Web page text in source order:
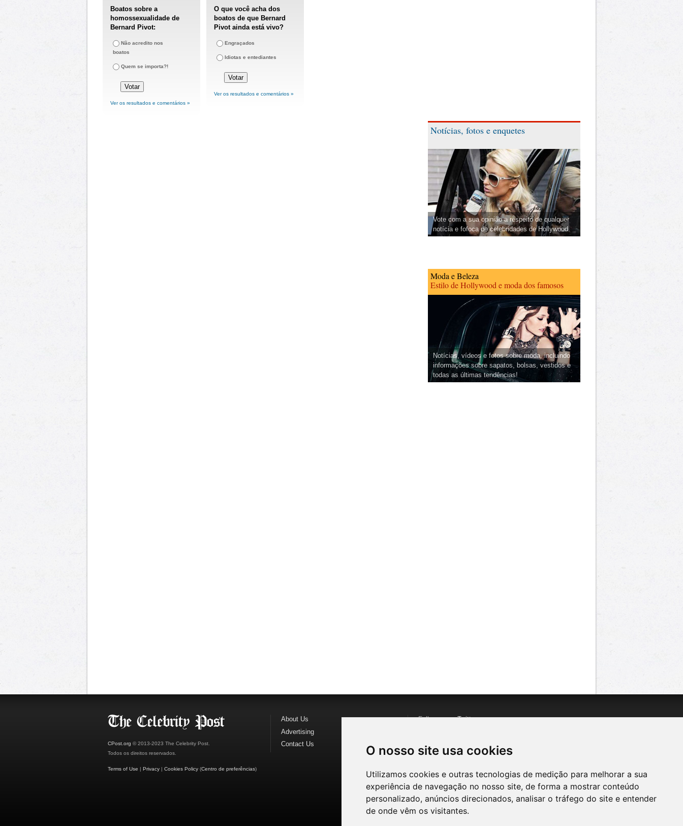
O nosso site usa cookies
Utilizamos cookies e outras tecnologias de medição para melhorar a sua
experiência de navegação no nosso site, de forma a mostrar conteúdo
personalizado, anúncios direcionados, analisar o tráfego do site e entender
de onde vêm os visitantes.
Boatos sobre a
homossexualidade de
Bernard Pivot:
Não acredito nos
boatos
Quem se importa?!
Ver os resultados e comentários »
O que você acha dos
boatos de que Bernard
Pivot ainda está vivo?
Engraçados
Idiotas e entediantes
Ver os resultados e comentários »
Notícias, fotos e enquetes
Vote com a sua opinião a respeito de qualquer
notícia e fofoca de celebridades de Hollywood.
Moda e Beleza
Estilo de Hollywood e moda dos famosos
Notícias, vídeos e fotos sobre moda, incluindo
informações sobre sapatos, bolsas, vestidos e
todas as últimas tendências!
CPost.org © 2013-2023 The Celebrity Post.
Todos os direitos reservados.
Terms of Use | Privacy | Cookies Policy (Centro de preferências)
About Us
Advertising
Contact Us
Follow us onTwitter
Watch us on